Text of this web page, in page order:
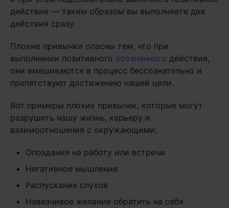
действие — таким образом вы выполняете два
действия сразу.
Плохие привычки опасны тем, что при
выполнении позитивного осознанного действия,
они вмешиваются в процесс бессознательно и
препятствуют достижению нашей цели.
Вот примеры плохих привычек, которые могут
разрушить нашу жизнь, карьеру и
взаимоотношения с окружающими:
Опоздания на работу или встречи
Негативное мышление
Распускание слухов
Навязчивое желание обратить на себя